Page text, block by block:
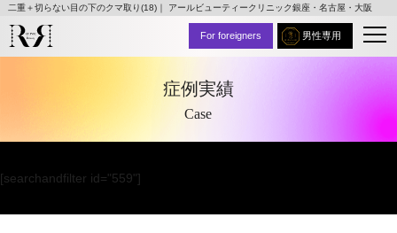
二重＋切らない目の下のクマ取り(18)｜ アールビューティークリニック銀座・名古屋・大阪
男性専用
For foreigners
症例実績
Case
[searchandfilter id="559"]